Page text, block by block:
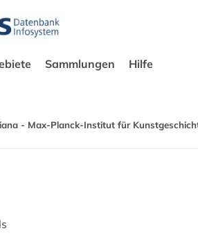
Sammlungen Hilfe
- Max-Planck-Institut für